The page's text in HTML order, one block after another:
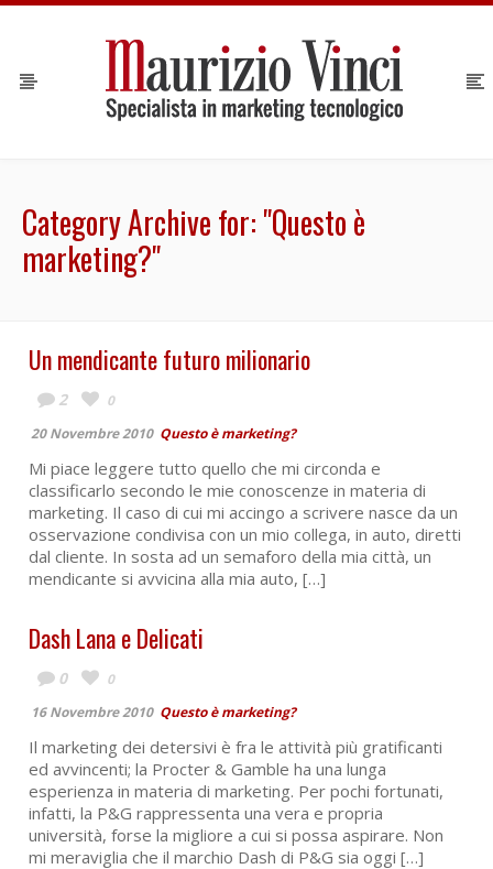
Category Archive for: "Questo è
marketing?"
Un mendicante futuro milionario
2
0
20 Novembre 2010 Questo è marketing?
Mi piace leggere tutto quello che mi circonda e
classificarlo secondo le mie conoscenze in materia di
marketing. Il caso di cui mi accingo a scrivere nasce da un
osservazione condivisa con un mio collega, in auto, diretti
dal cliente. In sosta ad un semaforo della mia città, un
mendicante si avvicina alla mia auto, […]
Dash Lana e Delicati
0
0
16 Novembre 2010 Questo è marketing?
Il marketing dei detersivi è fra le attività più gratificanti
ed avvincenti; la Procter & Gamble ha una lunga
esperienza in materia di marketing. Per pochi fortunati,
infatti, la P&G rappressenta una vera e propria
università, forse la migliore a cui si possa aspirare. Non
mi meraviglia che il marchio Dash di P&G sia oggi […]